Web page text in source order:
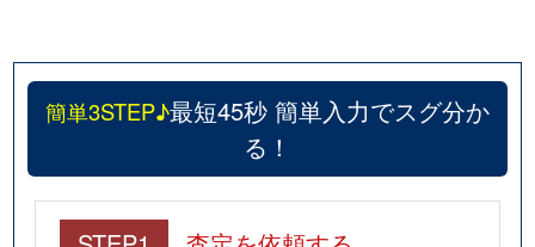
簡単3STEP♪最短45秒 簡単入力でスグ分か
る！